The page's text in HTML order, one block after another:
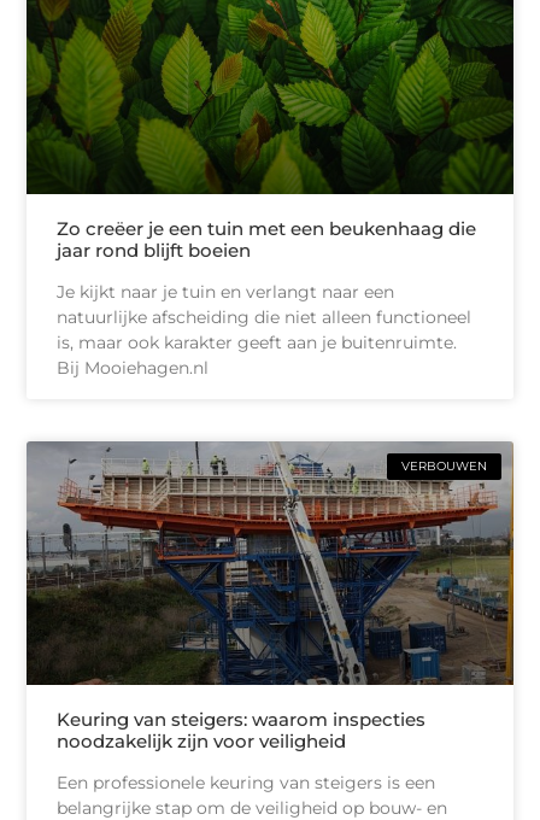
Zo creëer je een tuin met een beukenhaag die
jaar rond blijft boeien
Je kijkt naar je tuin en verlangt naar een
natuurlijke afscheiding die niet alleen functioneel
is, maar ook karakter geeft aan je buitenruimte.
Bij Mooiehagen.nl
VERBOUWEN
Keuring van steigers: waarom inspecties
noodzakelijk zijn voor veiligheid
Een professionele keuring van steigers is een
belangrijke stap om de veiligheid op bouw- en